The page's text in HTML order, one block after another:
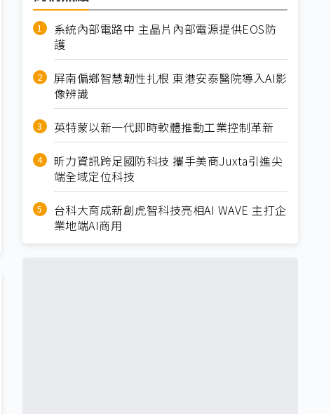
系統內部電路中 主晶片內部電源提供EOS防
護
屏南偏鄉智慧韌性扎根 東港安泰醫院導入AI影
像辨識
英特蒙以新一代即時軟體推動工業控制革新
昕力資訊跨足國防科技 攜手美商Juxta引進尖
端全域定位科技
台科大育成新創虎智科技亮相AI WAVE 主打企
業地端AI商用